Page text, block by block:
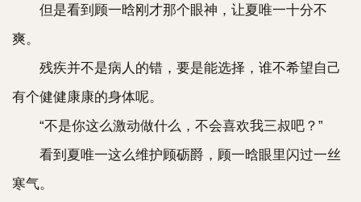
但是看到顾一晗刚才那个眼神，让夏唯一十分不
爽。
残疾并不是病人的错，要是能选择，谁不希望自己
有个健健康康的身体呢。
“不是你这么激动做什么，不会喜欢我三叔吧？”
看到夏唯一这么维护顾砺爵，顾一晗眼里闪过一丝
寒气。